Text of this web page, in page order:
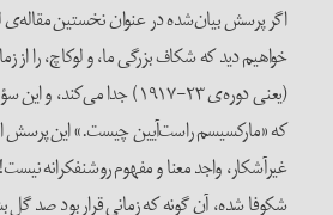
اگر پرسش بیان‌شده در عنوان نخستین مقاله‌ی لوکاچ
خواهیم دید که شکاف بزرگی ما، و لوکاچ، را از
(یعنی دوره‌ی ۲۳-۱۹۱۷) جدا می‌کند، و
که «مارکسیسم راست‌آیین چیست.» این پرسش امروز
غیرآشکار، واجد معنا و مفهوم روشنفکرانه نیست!
شکوفا شده، آن گونه که زمانی قرار بود صد گل